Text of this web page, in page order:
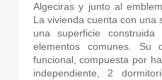
Algeciras y junto al
La vivienda cuenta con una
una superficie
elementos comunes. Su
funcional, compuesta por
independiente, 2